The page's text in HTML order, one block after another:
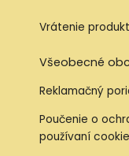
Vrátenie
Všeobecné
Reklamačný
Poučenie o
používaní